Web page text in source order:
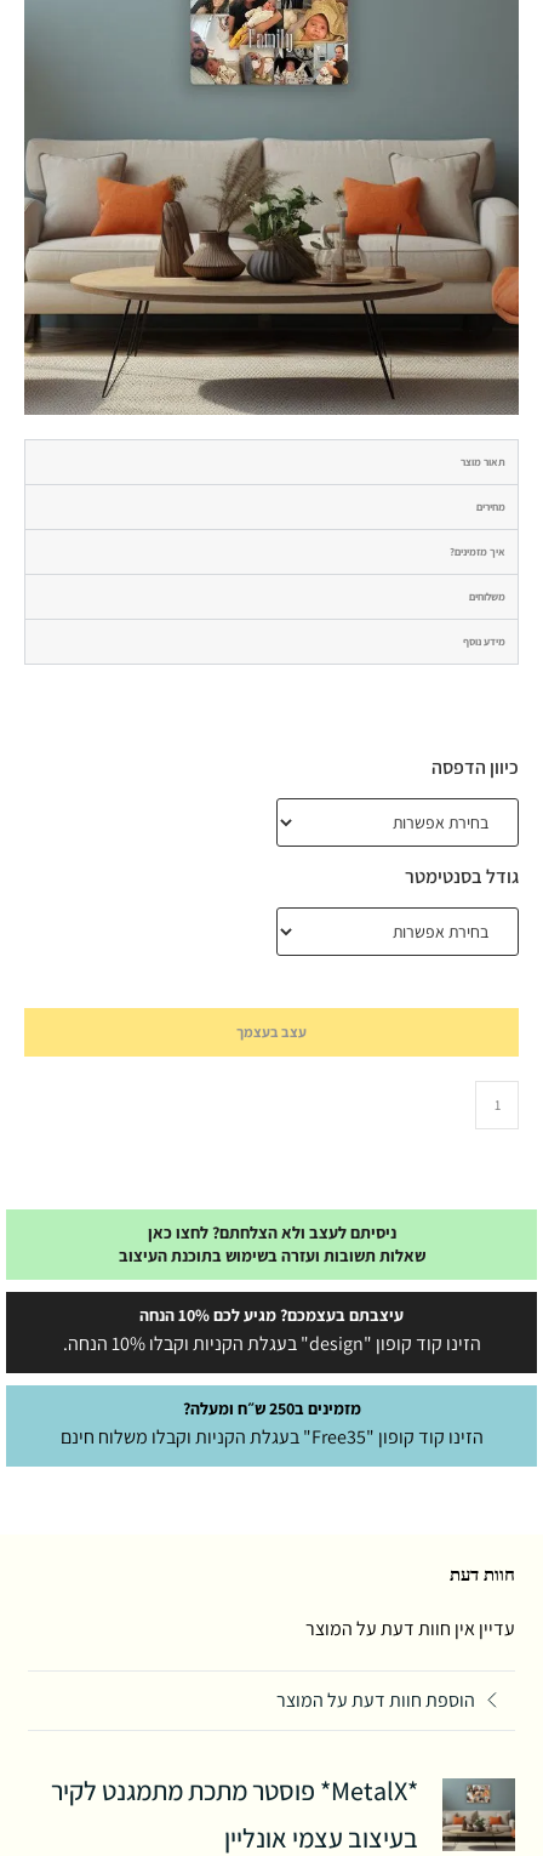
תאור מוצר
מחירים
איך מזמינים?
משלוחים
מידע נוסף
כיוון הדפסה
גודל בסנטימטר
עצב בעצמך
ניסיתם לעצב ולא הצלחתם? לחצו כאן
שאלות תשובות ועזרה בשימוש בתוכנת העיצוב
עיצבתם בעצמכם? מגיע לכם 10% הנחה
הזינו קוד קופון "design" בעגלת הקניות וקבלו 10% הנחה.
מזמינים ב250 ש״ח ומעלה?
הזינו קוד קופון "Free35" בעגלת הקניות וקבלו משלוח חינם
חוות דעת
עדיין אין חוות דעת על המוצר
הוספת חוות דעת על המוצר
*MetalX* פוסטר מתכת מתמגנט לקיר
בעיצוב עצמי אונליין